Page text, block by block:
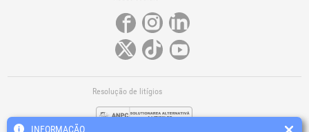
Resolução de litígios
INFORMAÇÃO